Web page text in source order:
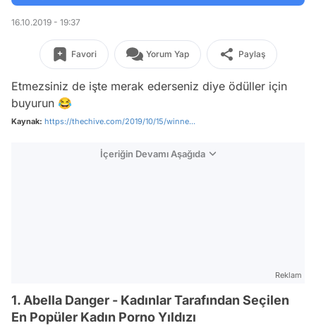
16.10.2019 - 19:37
Favori Yorum Yap Paylaş
Etmezsiniz de işte merak ederseniz diye ödüller için
buyurun 😂
Kaynak: https://thechive.com/2019/10/15/winne...
İçeriğin Devamı Aşağıda
Reklam
1. Abella Danger - Kadınlar Tarafından Seçilen
En Popüler Kadın Porno Yıldızı